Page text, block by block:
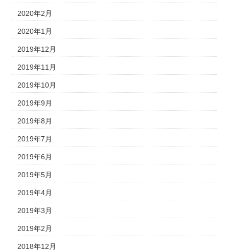
2020年2月
2020年1月
2019年12月
2019年11月
2019年10月
2019年9月
2019年8月
2019年7月
2019年6月
2019年5月
2019年4月
2019年3月
2019年2月
2018年12月